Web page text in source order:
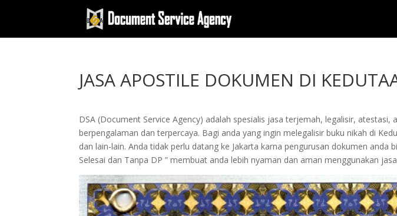
JASA APOSTILE DOKUMEN DI
DSA (Document Service Agency) adalah spesialis jasa terjemah, legalisir,
berpengalaman dan terpercaya. Bagi anda yang ingin melegalisir buku nikah di
dan lain-lain. Anda tidak perlu datang ke Jakarta karna pengurusan dokumen
Selesai dan Tanpa DP ” membuat anda lebih nyaman dan aman menggunakan